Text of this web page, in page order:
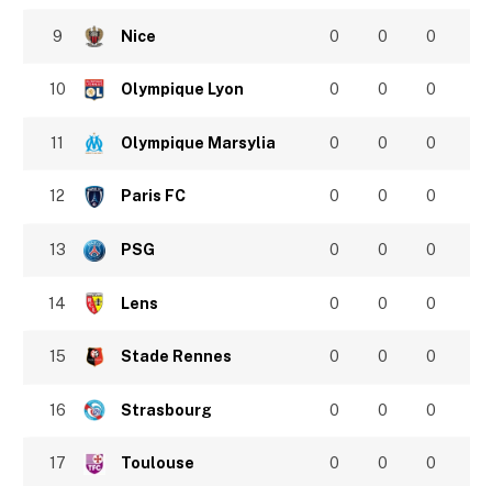
9 Nice 0 0 0
10 Olympique Lyon 0 0 0
11 Olympique Marsylia 0 0 0
12 Paris FC 0 0 0
13 PSG 0 0 0
14 Lens 0 0 0
15 Stade Rennes 0 0 0
16 Strasbourg 0 0 0
17 Toulouse 0 0 0